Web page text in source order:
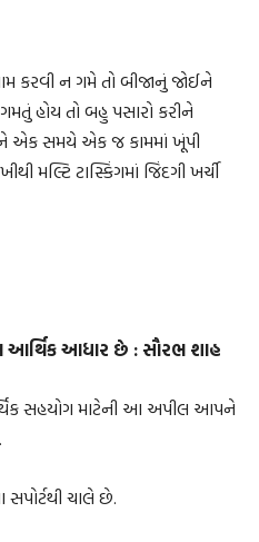
કરવી ન ગમે તો બીજાનું જોઈને
હોય તો બહુ પસારો કરીને
એક સમયે એક જ કામમાં ખૂંપી
મલ્ટિ ટાસ્કિંગમાં જિંદગી ખર્ચી
આર્થિક આધાર છે : સૌરભ શાહ
સહયોગ માટેની આ અપીલ આપને
સપોર્ટથી ચાલે છે.